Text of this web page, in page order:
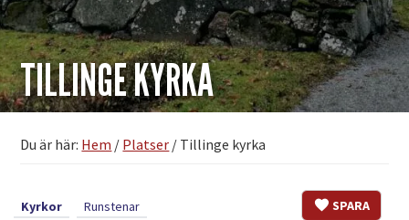
TILLINGE KYRKA
Du är här: Hem / Platser / Tillinge kyrka
SPARA
Kyrkor Runstenar